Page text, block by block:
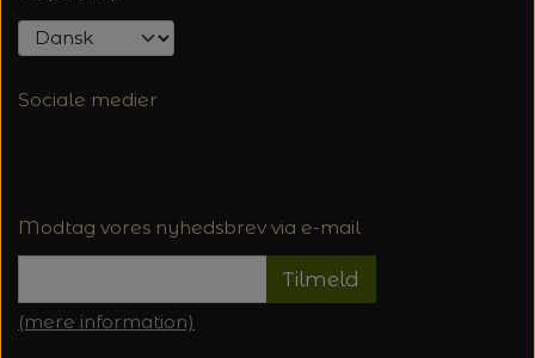
Sociale medier
Modtag vores nyhedsbrev via e-mail
Tilmeld
(mere information)